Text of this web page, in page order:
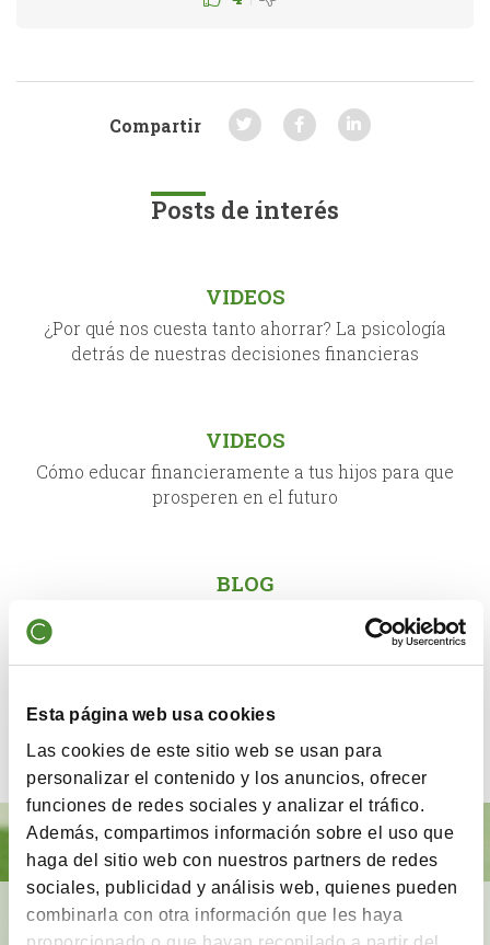
Esta página web usa cookies
Las cookies de este sitio web se usan para
personalizar el contenido y los anuncios, ofrecer
funciones de redes sociales y analizar el tráfico.
Además, compartimos información sobre el uso que
haga del sitio web con nuestros partners de redes
sociales, publicidad y análisis web, quienes pueden
combinarla con otra información que les haya
Compartir
Posts de interés
VIDEOS
¿Por qué nos cuesta tanto ahorrar? La psicología
detrás de nuestras decisiones financieras
VIDEOS
Cómo educar financieramente a tus hijos para que
prosperen en el futuro
BLOG
¿Y si el inversor más sesgado fueras tú?
VIDEOS
BrainVestor: Psicología financiera